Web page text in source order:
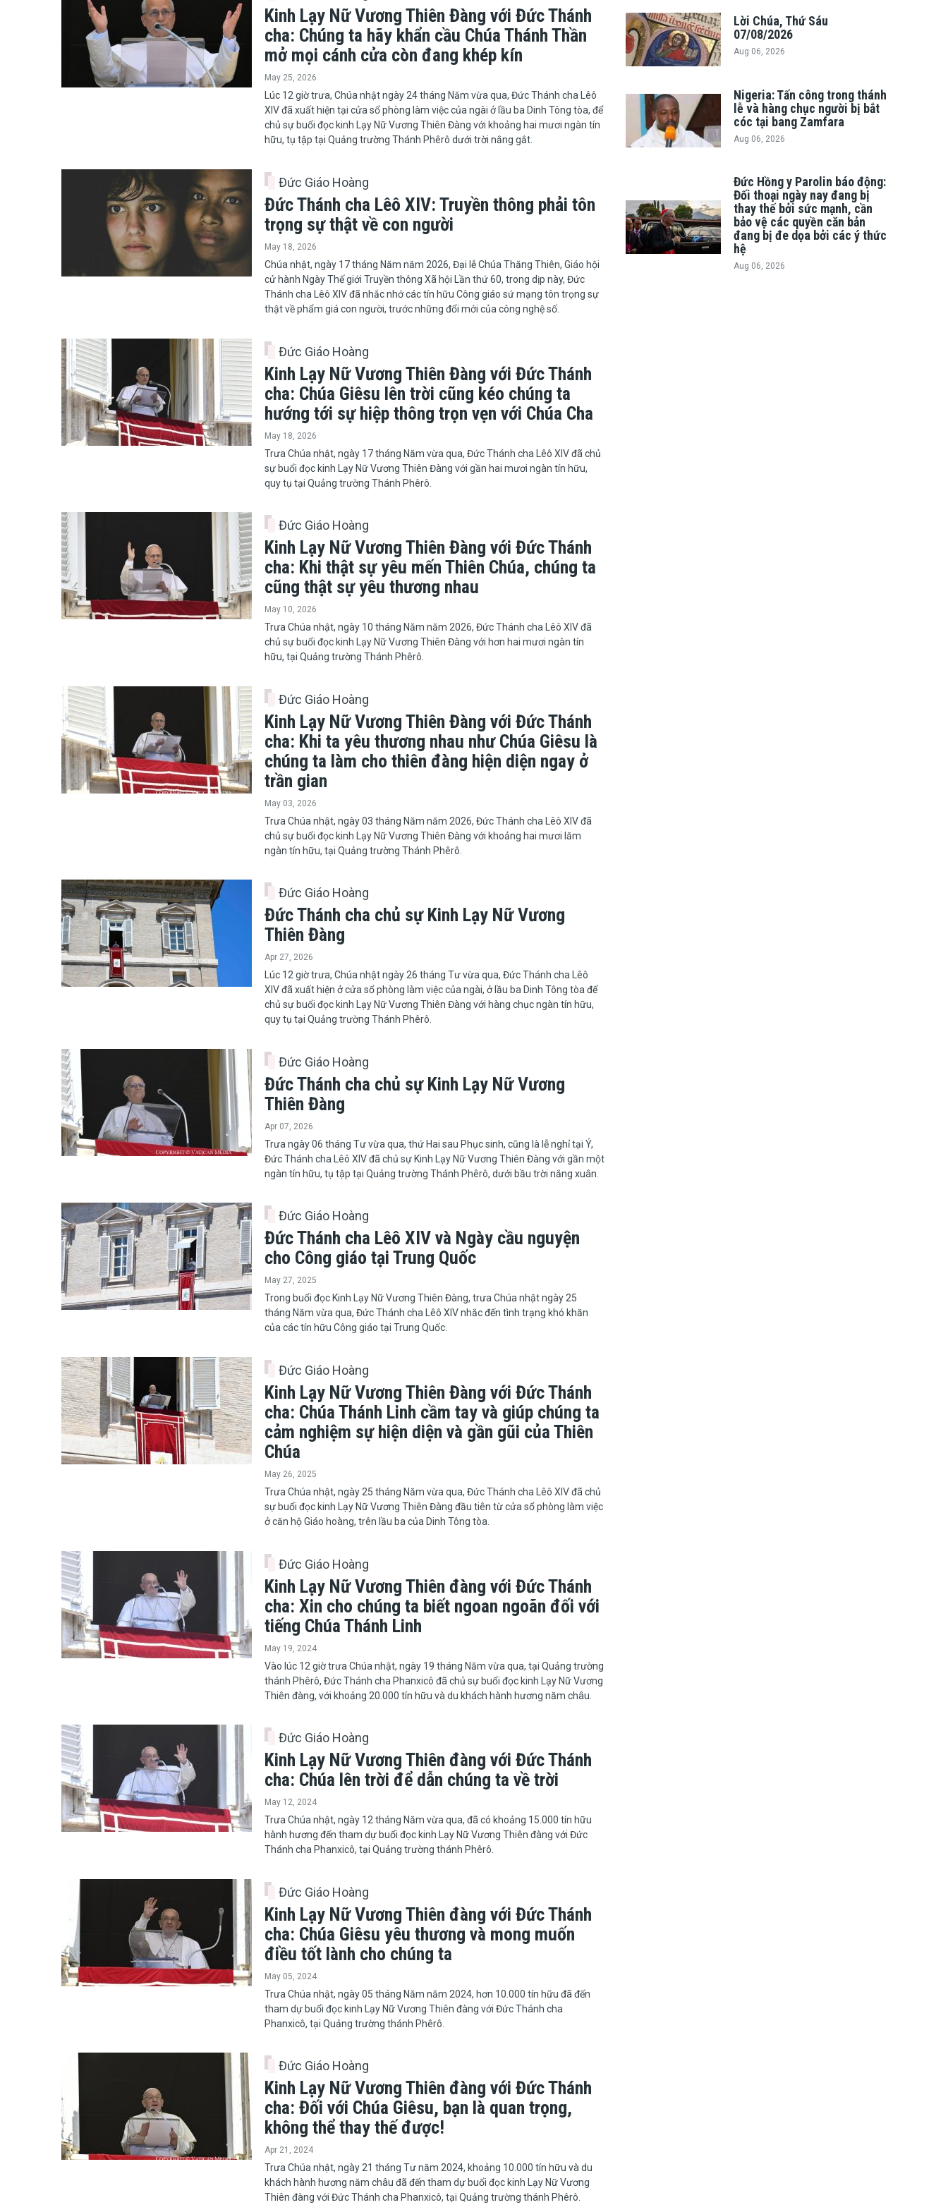
Kinh Lạy Nữ Vương Thiên Đàng với Đức Thánh
cha: Chúng ta hãy khẩn cầu Chúa Thánh Thần
mở mọi cánh cửa còn đang khép kín
May 25, 2026
​​​​​​​Lúc 12 giờ trưa, Chúa nhật ngày 24 tháng Năm vừa qua, Đức Thánh cha Lêô
XIV đã xuất hiện tại cửa sổ phòng làm việc của ngài ở lầu ba Dinh Tông tòa, để
chủ sự buổi đọc kinh Lạy Nữ Vương Thiên Đàng với khoảng hai mươi ngàn tín
hữu, tụ tập tại Quảng trường Thánh Phêrô dưới trời nắng gắt.
Đức Giáo Hoàng
Đức Thánh cha Lêô XIV: Truyền thông phải tôn
trọng sự thật về con người
May 18, 2026
Chúa nhật, ngày 17 tháng Năm năm 2026, Đại lễ Chúa Thăng Thiên, Giáo hội
cử hành Ngày Thế giới Truyền thông Xã hội Lần thứ 60, trong dịp này, Đức
Thánh cha Lêô XIV đã nhắc nhớ các tín hữu Công giáo sứ mạng tôn trọng sự
thật về phẩm giá con người, trước những đổi mới của công nghệ số.
Đức Giáo Hoàng
Kinh Lạy Nữ Vương Thiên Đàng với Đức Thánh
cha: Chúa Giêsu lên trời cũng kéo chúng ta
hướng tới sự hiệp thông trọn vẹn với Chúa Cha
May 18, 2026
​​​​​​​Trưa Chúa nhật, ngày 17 tháng Năm vừa qua, Đức Thánh cha Lêô XIV đã chủ
sự buổi đọc kinh Lạy Nữ Vương Thiên Đàng với gần hai mươi ngàn tín hữu,
quy tụ tại Quảng trường Thánh Phêrô.
Đức Giáo Hoàng
Kinh Lạy Nữ Vương Thiên Đàng với Đức Thánh
cha: Khi thật sự yêu mến Thiên Chúa, chúng ta
cũng thật sự yêu thương nhau
May 10, 2026
Trưa Chúa nhật, ngày 10 tháng Năm năm 2026, Đức Thánh cha Lêô XIV đã
chủ sự buổi đọc kinh Lạy Nữ Vương Thiên Đàng với hơn hai mươi ngàn tín
hữu, tại Quảng trường Thánh Phêrô.
Đức Giáo Hoàng
Kinh Lạy Nữ Vương Thiên Đàng với Đức Thánh
cha: Khi ta yêu thương nhau như Chúa Giêsu là
chúng ta làm cho thiên đàng hiện diện ngay ở
trần gian
May 03, 2026
​​​​​​​Trưa Chúa nhật, ngày 03 tháng Năm năm 2026, Đức Thánh cha Lêô XIV đã
chủ sự buổi đọc kinh Lạy Nữ Vương Thiên Đàng với khoảng hai mươi lăm
ngàn tín hữu, tại Quảng trường Thánh Phêrô.
Đức Giáo Hoàng
Đức Thánh cha chủ sự Kinh Lạy Nữ Vương
Thiên Đàng
Apr 27, 2026
​​​​​​​Lúc 12 giờ trưa, Chúa nhật ngày 26 tháng Tư vừa qua, Đức Thánh cha Lêô
XIV đã xuất hiện ở cửa sổ phòng làm việc của ngài, ở lầu ba Dinh Tông tòa để
chủ sự buổi đọc kinh Lạy Nữ Vương Thiên Đàng với hàng chục ngàn tín hữu,
quy tụ tại Quảng trường Thánh Phêrô.
Đức Giáo Hoàng
Đức Thánh cha chủ sự Kinh Lạy Nữ Vương
Thiên Đàng
Apr 07, 2026
​​​​​​​Trưa ngày 06 tháng Tư vừa qua, thứ Hai sau Phục sinh, cũng là lễ nghỉ tại Ý,
Đức Thánh cha Lêô XIV đã chủ sự Kinh Lạy Nữ Vương Thiên Đàng với gần một
ngàn tín hữu, tụ tập tại Quảng trường Thánh Phêrô, dưới bầu trời nắng xuân.
Đức Giáo Hoàng
Đức Thánh cha Lêô XIV và Ngày cầu nguyện
cho Công giáo tại Trung Quốc
May 27, 2025
​​​​​​​Trong buổi đọc Kinh Lạy Nữ Vương Thiên Đàng, trưa Chúa nhật ngày 25
tháng Năm vừa qua, Đức Thánh cha Lêô XIV nhắc đến tình trạng khó khăn
của các tín hữu Công giáo tại Trung Quốc.
Đức Giáo Hoàng
Kinh Lạy Nữ Vương Thiên Đàng với Đức Thánh
cha: Chúa Thánh Linh cầm tay và giúp chúng ta
cảm nghiệm sự hiện diện và gần gũi của Thiên
Chúa
May 26, 2025
Trưa Chúa nhật, ngày 25 tháng Năm vừa qua, Đức Thánh cha Lêô XIV đã chủ
sự buổi đọc kinh Lạy Nữ Vương Thiên Đàng đầu tiên từ cửa sổ phòng làm việc
ở căn hộ Giáo hoàng, trên lầu ba của Dinh Tông tòa.
Đức Giáo Hoàng
Kinh Lạy Nữ Vương Thiên đàng với Đức Thánh
cha: Xin cho chúng ta biết ngoan ngoãn đối với
tiếng Chúa Thánh Linh
May 19, 2024
​​​​​​​Vào lúc 12 giờ trưa Chúa nhật, ngày 19 tháng Năm vừa qua, tại Quảng trường
thánh Phêrô, Đức Thánh cha Phanxicô đã chủ sự buổi đọc kinh Lạy Nữ Vương
Thiên đàng, với khoảng 20.000 tín hữu và du khách hành hương năm châu.
Đức Giáo Hoàng
Kinh Lạy Nữ Vương Thiên đàng với Đức Thánh
cha: Chúa lên trời để dẫn chúng ta về trời
May 12, 2024
Trưa Chúa nhật, ngày 12 tháng Năm vừa qua, đã có khoảng 15.000 tín hữu
hành hương đến tham dự buổi đọc kinh Lạy Nữ Vương Thiên đàng với Đức
Thánh cha Phanxicô, tại Quảng trường thánh Phêrô.
Đức Giáo Hoàng
Kinh Lạy Nữ Vương Thiên đàng với Đức Thánh
cha: Chúa Giêsu yêu thương và mong muốn
điều tốt lành cho chúng ta
May 05, 2024
Trưa Chúa nhật, ngày 05 tháng Năm năm 2024, hơn 10.000 tín hữu đã đến
tham dự buổi đọc kinh Lạy Nữ Vương Thiên đàng với Đức Thánh cha
Phanxicô, tại Quảng trường thánh Phêrô.
Đức Giáo Hoàng
Kinh Lạy Nữ Vương Thiên đàng với Đức Thánh
cha: Đối với Chúa Giêsu, bạn là quan trọng,
không thể thay thế được!
Apr 21, 2024
Trưa Chúa nhật, ngày 21 tháng Tư năm 2024, khoảng 10.000 tín hữu và du
khách hành hương năm châu đã đến tham dự buổi đọc kinh Lạy Nữ Vương
Thiên đàng với Đức Thánh cha Phanxicô, tại Quảng trường thánh Phêrô.
Lời Chúa, Thứ Sáu
07/08/2026
Aug 06, 2026
Nigeria: Tấn công trong thánh
lễ và hàng chục người bị bắt
cóc tại bang Zamfara
Aug 06, 2026
Đức Hồng y Parolin báo động:
Đối thoại ngày nay đang bị
thay thế bởi sức mạnh, cần
bảo vệ các quyền căn bản
đang bị đe dọa bởi các ý thức
hệ
Aug 06, 2026